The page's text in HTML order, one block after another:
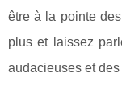
être à la pointe
plus et laissez
audacieuses et